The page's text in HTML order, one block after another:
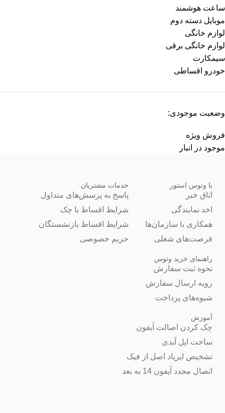
ساعت هوشمند
موبایل دسته دوم
لوازم خانگی
لوازم خانگی برقی
سیمکارت
خودرو اقساطی
وضعیت موجودی:
فروش ویژه
موجود در انبار
با وتوس استور
اتاق خبر
اخذ نمایندگی
همکاری با سازمان‌ها
فرصت‌های شغلی
خدمات مشتریان
پاسخ به پرسش‌های متداول
شرایط اقساط با چک
شرایط اقساط بازنشستگان
حریم خصوصی
راهنمای خرید وتوس
نحوه ثبت سفارش
رویه ارسال سفارش
شیوه‌های پرداخت
آموزش
چک کردن اصالت آیفون
ساخت اپل آیدی
تشخیص ایرپاد اصل از فیک
اتصال مجدد آیفون 14 به بعد